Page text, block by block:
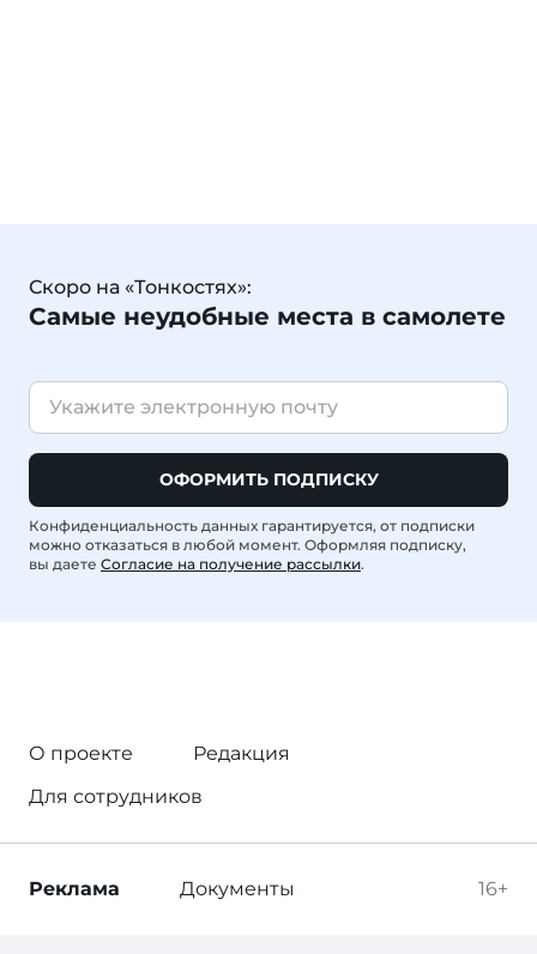
Скоро на «Тонкостях»:
Самые неудобные места в самолете
ОФОРМИТЬ ПОДПИСКУ
Конфиденциальность данных гарантируется, от подписки
можно отказаться в любой момент. Оформляя подписку,
вы даете Согласие на получение рассылки.
О проекте
Редакция
Для сотрудников
16+
Реклама Документы